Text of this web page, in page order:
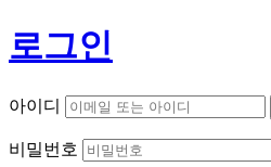
로그인
아이디
비밀번호